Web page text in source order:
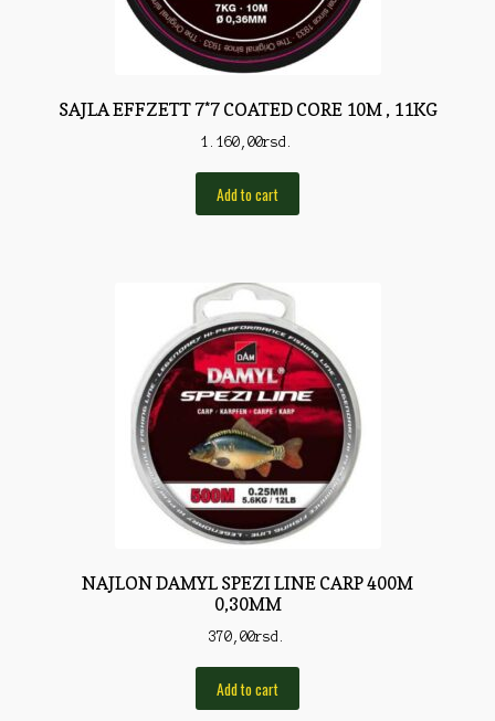
SAJLA EFFZETT 7*7 COATED CORE 10M , 11KG
1.160,00rsd.
Add to cart
NAJLON DAMYL SPEZI LINE CARP 400M
0,30MM
370,00rsd.
Add to cart